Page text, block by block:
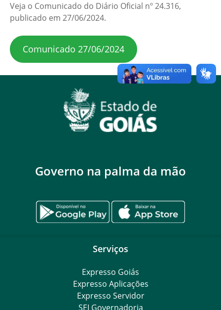
Veja o Comunicado do Diário Oficial nº 24.316,
publicado em 27/06/2024.
Comunicado 27/06/2024
Governo na palma da mão
Serviços
Expresso Goiás
Expresso Aplicações
Expresso Servidor
SEI Governadoria